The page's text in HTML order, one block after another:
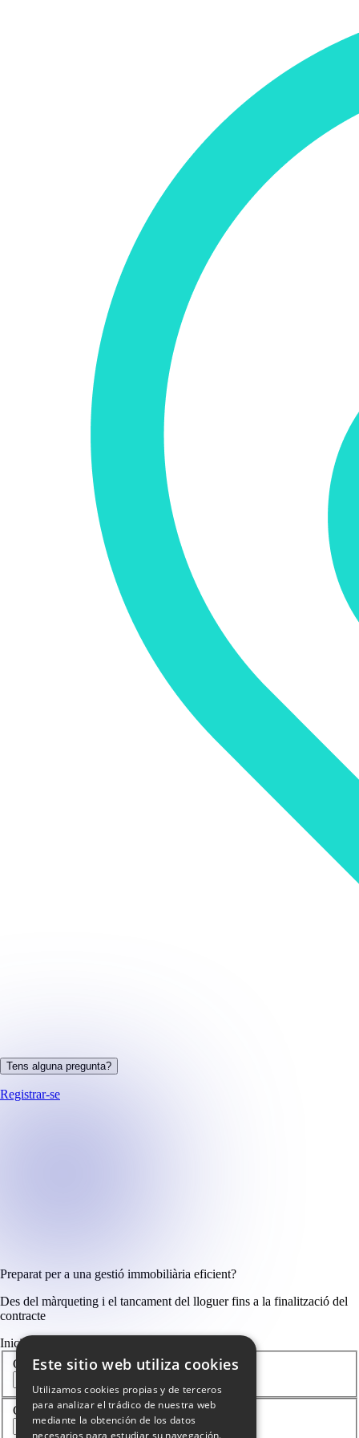
Tens alguna pregunta?
Registrar-se
Preparat per a una gestió immobiliària eficient?
Des del màrqueting i el tancament del lloguer fins a la finalització del
contracte
Inicia la sessió
Correu electrònic *
Contrasenya*
Este sitio web utiliza cookies
Utilizamos cookies propias y de terceros
para analizar el trádico de nuestra web
mediante la obtención de los datos
necesarios para estudiar su navegación.